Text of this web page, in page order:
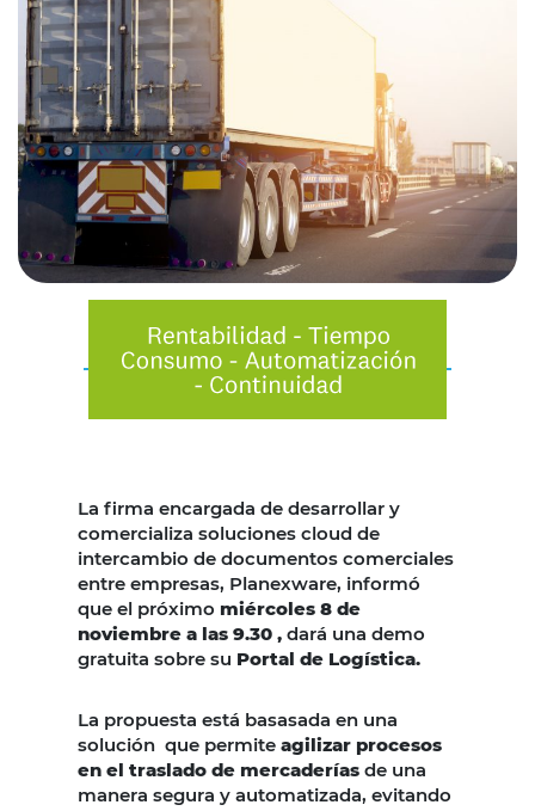
La firma encargada de desarrollar y
comercializa soluciones cloud de
intercambio de documentos comerciales
entre empresas, Planexware, informó
que el próximo miércoles 8 de
noviembre a las 9.30 , dará una demo
gratuita sobre su Portal de Logística.
La propuesta está basasada en una
solución que permite agilizar procesos
en el traslado de mercaderías de una
manera segura y automatizada, evitando